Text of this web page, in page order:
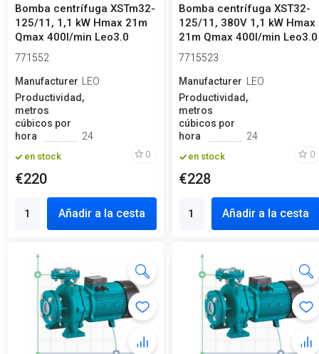
Bomba centrífuga XSTm32-
125/11, 1,1 kW Hmax 21m
Qmax 400l/min Leo3.0
771552
ManufactureroLEO
Productividad,
metros
cúbicos por
hora
24
en stock 0
€220
Añadir a la cesta
Bomba centrífuga XST32-
125/11, 380V 1,1 kW Hmax
21m Qmax 400l/min Leo3.0
7715523
ManufactureroLEO
Productividad,
metros
cúbicos por
hora
24
en stock 0
€228
Añadir a la cesta